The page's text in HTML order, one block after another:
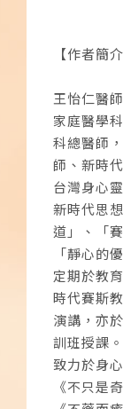
【作者簡介
王怡仁醫師
家庭醫學
科總醫師
師、新時
台灣身心
新時代思
道」、「
「靜心的
定期於教
時代賽斯
演講，亦
訓班授課。
致力於身
《不只是